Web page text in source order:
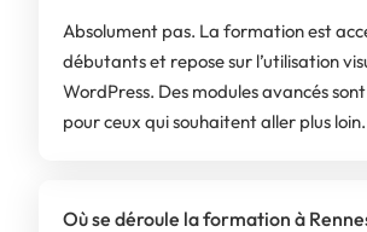
Absolument pas. La formation est
débutants et repose sur l’utilisation
WordPress. Des modules avancés
pour ceux qui souhaitent aller plus loin.
Où se déroule la formation à